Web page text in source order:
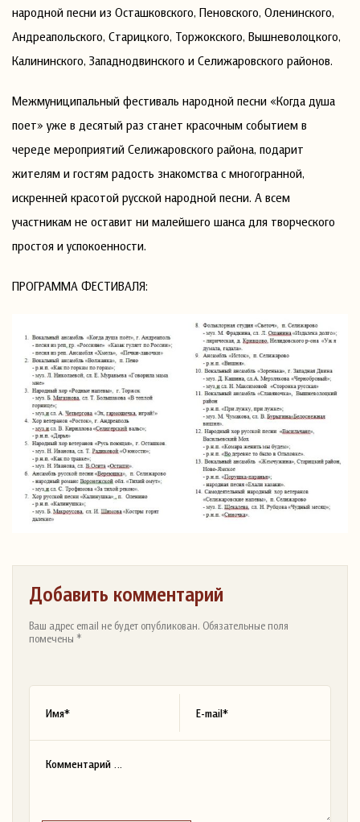
народной песни из Осташковского, Пеновского, Оленинского,
Андреапольского, Старицкого, Торжокского, Вышневолоцкого,
Калининского, Западнодвинского и Селижаровского районов.
Межмуниципальный фестиваль народной песни «Когда душа
поет» уже в десятый раз станет красочным событием в
череде мероприятий Селижаровского района, подарит
жителям и гостям радость знакомства с многогранной,
искренней красотой русской народной песни. А всем
участникам не оставит ни малейшего шанса для творческого
простоя и успокоенности.
ПРОГРАММА ФЕСТИВАЛЯ:
Добавить комментарий
Ваш адрес email не будет опубликован. Обязательные поля
помечены *